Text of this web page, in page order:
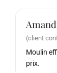
(client
Moulin
prix.